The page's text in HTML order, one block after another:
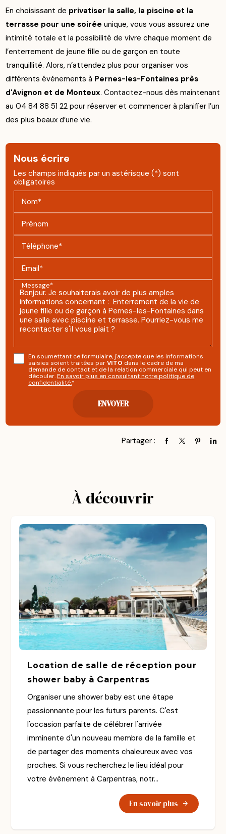
En choisissant de privatiser la salle, la piscine et la
terrasse pour une soirée unique, vous vous assurez une
intimité totale et la possibilité de vivre chaque moment de
l’enterrement de jeune fille ou de garçon en toute
tranquillité. Alors, n’attendez plus pour organiser vos
différents événements à Pernes-les-Fontaines près
d'Avignon et de Monteux. Contactez-nous dès maintenant
au 04 84 88 51 22 pour réserver et commencer à planifier l’un
des plus beaux d’une vie.
Nous écrire
Les champs indiqués par un astérisque (*) sont
obligatoires
Nom*
Prénom
Téléphone*
Email*
Message*
En soumettant ce formulaire, j'accepte que les informations
saisies soient traitées parVITO dans le cadre de ma
demande de contact et de la relation commerciale qui peut en
découler.En savoir plus en consultant notre politique de
confidentialité.*
Partager :
À découvrir
Location de salle de réception pour
shower baby à Carpentras
Organiser une shower baby est une étape
passionnante pour les futurs parents. C'est
l'occasion parfaite de célébrer l'arrivée
imminente d'un nouveau membre de la famille et
de partager des moments chaleureux avec vos
proches. Si vous recherchez le lieu idéal pour
votre événement à Carpentras, notr...
En savoir plus